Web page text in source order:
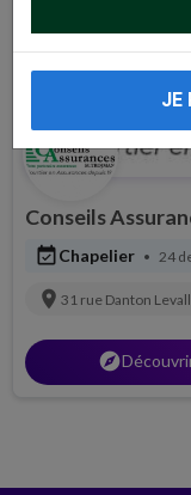
Conseils
event_availableChapelier • 24
location_on 31 rue Danton
explorer
JE